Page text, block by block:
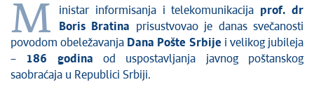
M inistar informisanja i telekomunikacija prof. dr
Boris Bratina prisustvovao je danas svečanosti
povodom obeležavanja Dana Pošte Srbije i velikog jubileja
– 186 godina od uspostavljanja javnog poštanskog
saobraćaja u Republici Srbiji.